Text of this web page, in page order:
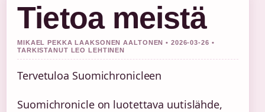
Tietoa meistä
MIKAEL PEKKA LAAKSONEN AALTONEN • 2026-03-26 •
TARKISTANUT LEO LEHTINEN
Tervetuloa Suomichronicleen
Suomichronicle on luotettava uutislähde,